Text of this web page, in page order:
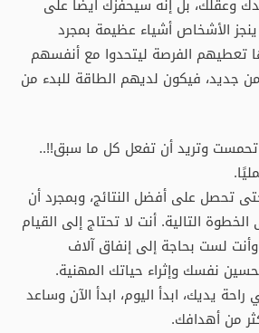
وعقلك، بل إنه سيحفزك أيضًا على
ينجز الأشخاص أشياء عظيمة بمجرد
تعطيهم الفرصة ليتحدوا مع أنفسهم
جديد، فيكون لديهم الطاقة للبدء من
تحمست وتريد أن تفعل كل ما سبق!!..
تحصل على أفضل النتائج، وبمجرد أن
التالية. أنت لا تحتاج إلى القيام
لست بحاجة إلى إنفاق آلاف
نفسك وإثراء حياتك المهنية.
يديك، ابدأ اليوم، ابدأ الآن وساعد
من أهدافك.